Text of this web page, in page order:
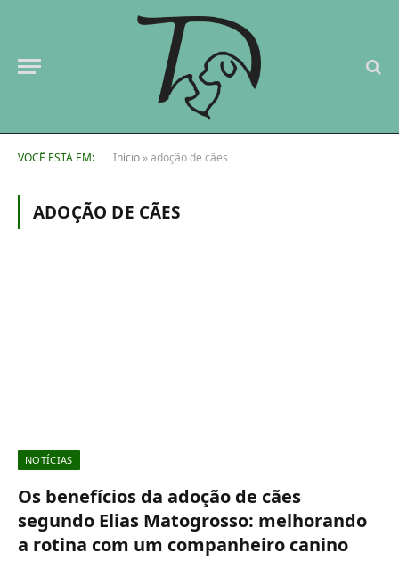
VOCÊ ESTÁ EM: Início »adoção de cães
ADOÇÃO DE CÃES
NOTÍCIAS
Os benefícios da adoção de cães
segundo Elias Matogrosso: melhorando
a rotina com um companheiro canino